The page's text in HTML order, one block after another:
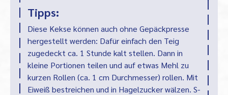
Tipps:
Diese Kekse können auch ohne Gepäckpresse
hergestellt werden: Dafür einfach den Teig
zugedeckt ca. 1 Stunde kalt stellen. Dann in
kleine Portionen teilen und auf etwas Mehl zu
kurzen Rollen (ca. 1 cm Durchmesser) rollen. Mit
Eiweiß bestreichen und in Hagelzucker wälzen. S-